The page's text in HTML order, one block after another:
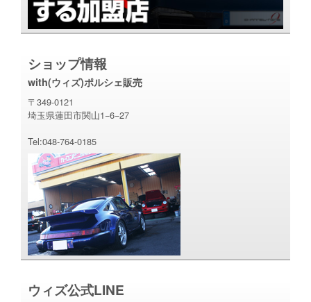
ショップ情報
with(ウィズ)ポルシェ販売
〒349-0121
埼玉県蓮田市関山1−6−27
Tel:048-764-0185
ウィズ公式LINE